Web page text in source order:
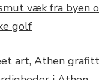
væk fra byen
golf